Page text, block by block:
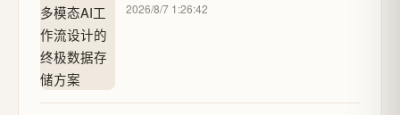
2026/8/7 1:26:42